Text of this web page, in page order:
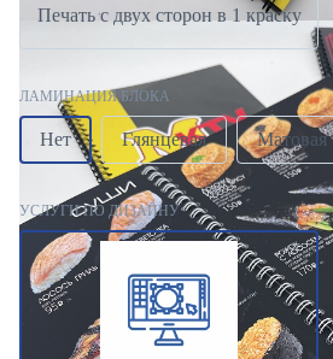
Печать с двух сторон в 1 краску
ЛАМИНАЦИЯ БЛОКА
Нет Глянцевая Матовая
УСЛУГИ ПО ДИЗАЙНУ